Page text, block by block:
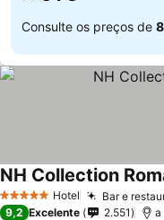
Consulte os preços de
5 Estrelas Hotel Bar e
NH Collection
9,2 Excelente 2.551 a